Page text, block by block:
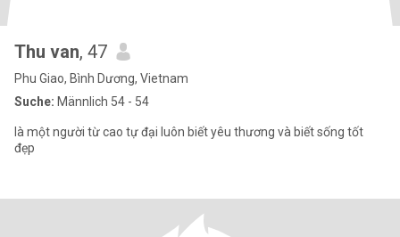
Thu van, 47
Phu Giao, Bình Dương, Vietnam
Suche: Männlich 54 - 54
là một người từ cao tự đại luôn biết yêu thương và biết sống tốt
đẹp